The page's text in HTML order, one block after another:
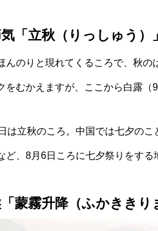
「立秋（りっしゅう）」
んのりと現れてくるころで、秋の
をむかえますが、ここから白露（
は立秋のころ。中国では七夕の
ど、8月6日ころに七夕祭りをする
蒙霧升降（ふかききり